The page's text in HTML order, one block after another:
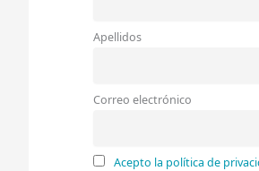
Apellidos
Correo electrónico
Acepto la política de